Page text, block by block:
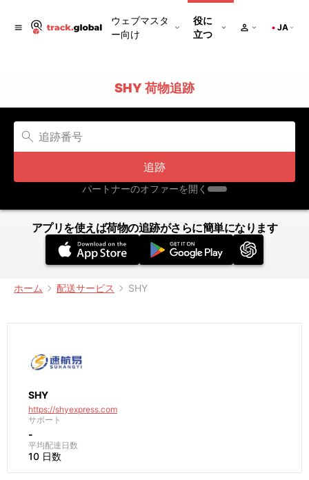
ウェブマスタ
ー向け
役に
立つ
JA
SHY 荷物追跡
追跡
パートナーのオファーを開く
アプリを使えば荷物の追跡がさらに簡単になります
ホーム 配送サービス SHY
SHY
https://shyexpress.com
サポート
-
平均配達日数
10 日数